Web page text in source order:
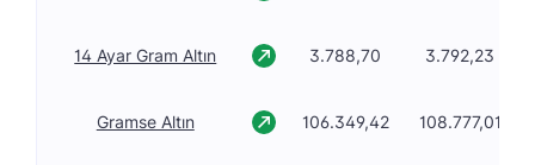
14 Ayar Gram Altın 3.788,70 3.792,23
Gramse Altın 106.349,42 108.777,01